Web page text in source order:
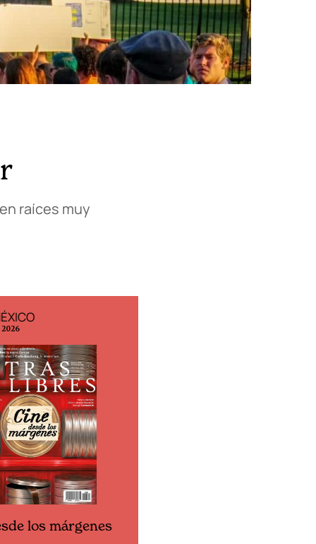
raíces muy
2026
los márgenes